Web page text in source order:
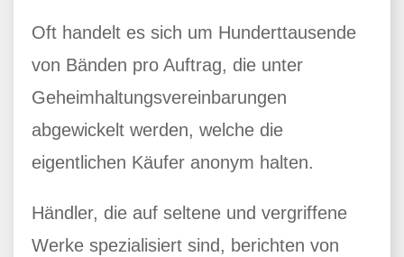
Oft handelt es sich um Hunderttausende
von Bänden pro Auftrag, die unter
Geheimhaltungsvereinbarungen
abgewickelt werden, welche die
eigentlichen Käufer anonym halten.
Händler, die auf seltene und vergriffene
Werke spezialisiert sind, berichten von